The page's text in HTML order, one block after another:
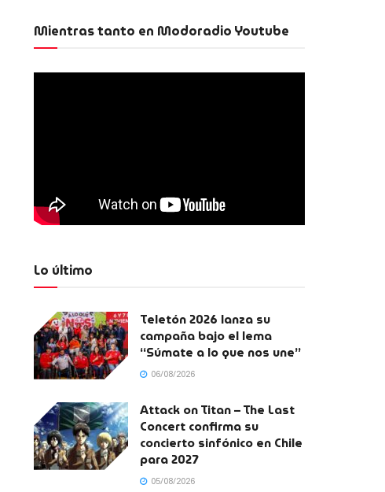
Mientras tanto en Modoradio Youtube
Lo último
Teletón 2026 lanza su
campaña bajo el lema
“Súmate a lo que nos une”
06/08/2026
Attack on Titan – The Last
Concert confirma su
concierto sinfónico en Chile
para 2027
05/08/2026